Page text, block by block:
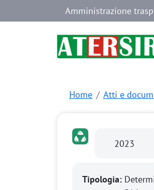
Salta al contenuto principale
Navigazione
Amministrazione
Home Atti e
2023
Tipologia: